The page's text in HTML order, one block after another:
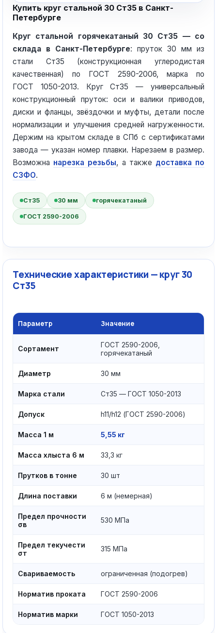
Купить круг стальной 30 Ст35 в Санкт-
Петербурге
Круг стальной горячекатаный 30 Ст35 — со
склада в Санкт-Петербурге: пруток 30 мм из
стали Ст35 (конструкционная углеродистая
качественная) по ГОСТ 2590-2006, марка по
ГОСТ 1050-2013. Круг Ст35 — универсальный
конструкционный пруток: оси и валики приводов,
диски и фланцы, звёздочки и муфты, детали после
нормализации и улучшения средней нагруженности.
Держим на крытом складе в СПб с сертификатами
завода — указан номер плавки. Нарезаем в размер.
Возможна нарезка резьбы, а также доставка по
СЗФО.
Ст35 30 мм горячекатаный
ГОСТ 2590-2006
Технические характеристики — круг 30
Ст35
Параметр Значение
Сортамент
ГОСТ 2590-2006,
горячекатаный
Диаметр 30 мм
Марка стали Ст35 — ГОСТ 1050-2013
Допуск h11/h12 (ГОСТ 2590-2006)
Масса 1 м 5,55 кг
Масса хлыста 6 м 33,3 кг
Прутков в тонне 30 шт
Длина поставки 6 м (немерная)
Предел прочности
σв
530 МПа
Предел текучести
σт
315 МПа
Свариваемость ограниченная (подогрев)
Норматив проката ГОСТ 2590-2006
Норматив марки ГОСТ 1050-2013